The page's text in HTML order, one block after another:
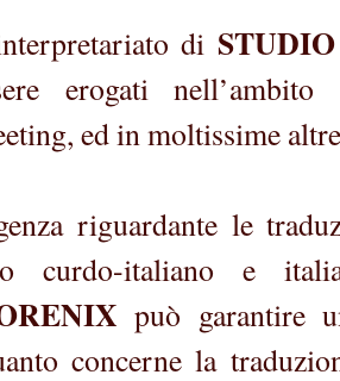
di
erogati
ed in moltissime
riguardante le
curdo-italiano e
può garantire
concerne la